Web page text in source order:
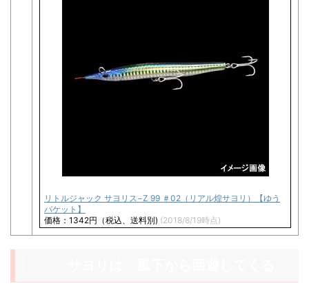
リトルジャック サヨリス−Z 99 ＃02（リアル煌サヨリ）【ゆう
パケット】
価格：1342円（税込、送料別) (2018/8/19時点)